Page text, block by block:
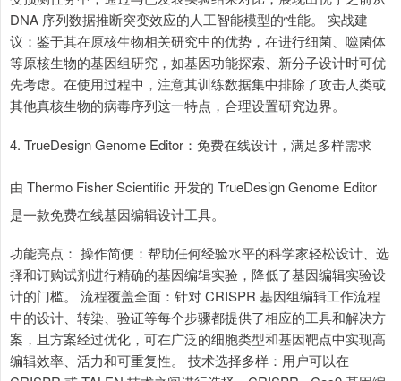
DNA 序列数据推断突变效应的人工智能模型的性能。 实战建
议：鉴于其在原核生物相关研究中的优势，在进行细菌、噬菌体
等原核生物的基因组研究，如基因功能探索、新分子设计时可优
先考虑。在使用过程中，注意其训练数据集中排除了攻击人类或
其他真核生物的病毒序列这一特点，合理设置研究边界。
4. TrueDesign Genome Editor：免费在线设计，满足多样需求
由 Thermo Fisher Scientific 开发的 TrueDesign Genome Editor
是一款免费在线基因编辑设计工具。
功能亮点： 操作简便：帮助任何经验水平的科学家轻松设计、选
择和订购试剂进行精确的基因编辑实验，降低了基因编辑实验设
计的门槛。 流程覆盖全面：针对 CRISPR 基因组编辑工作流程
中的设计、转染、验证等每个步骤都提供了相应的工具和解决方
案，且方案经过优化，可在广泛的细胞类型和基因靶点中实现高
编辑效率、活力和可重复性。 技术选择多样：用户可以在